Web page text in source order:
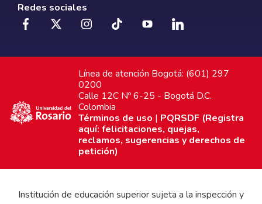
Redes sociales
Línea de atención Bogotá: (601) 297
0200
Calle 12C Nº 6-25 - Bogotá D.C.
Colombia
Términos de uso | PQRSDF (Registra
aquí: felicitaciones, quejas,
reclamos, sugerencias y derechos de
petición)
Institución de educación superior sujeta a la inspección y